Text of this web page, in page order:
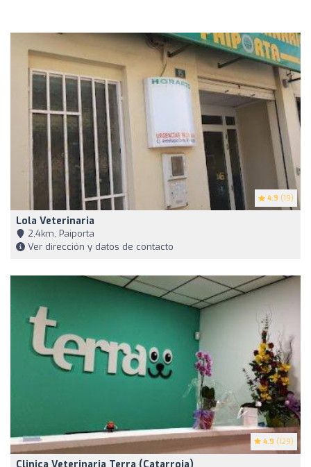
4.9 (19)
Lola Veterinaria
2,4km, Paiporta
Ver dirección y datos de contacto
4.9 (129)